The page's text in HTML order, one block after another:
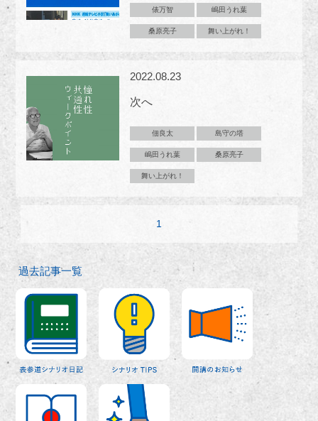
俵万智 嶋田うれ葉
桑原亮子 舞い上がれ！
2022.08.23
次へ
佃良太 島守の塔
嶋田うれ葉 桑原亮子
舞い上がれ！
1
過去記事一覧